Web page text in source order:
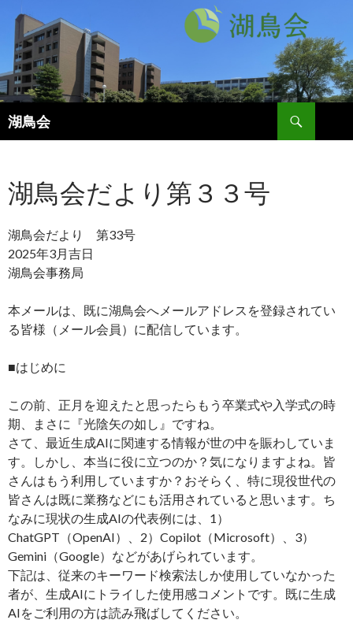
湖鳥会
検
索
ン
ツ
ス
キ
ッ
湖鳥会だより第３３号
湖鳥会だより 第33号
2025年3月吉日
湖鳥会事務局
本メールは、既に湖鳥会へメールアドレスを登録されてい
る皆様（メール会員）に配信しています。
■はじめに
この前、正月を迎えたと思ったらもう卒業式や入学式の時
期、まさに『光陰矢の如し』ですね。
さて、最近生成AIに関連する情報が世の中を賑わしていま
す。しかし、本当に役に立つのか？気になりますよね。皆
さんはもう利用していますか？おそらく、特に現役世代の
皆さんは既に業務などにも活用されていると思います。ち
なみに現状の生成AIの代表例には、1）
ChatGPT（OpenAI）、2）Copilot（Microsoft）、3）
Gemini（Google）などがあげられています。
下記は、従来のキーワード検索法しか使用していなかった
者が、生成AIにトライした使用感コメントです。既に生成
AIをご利用の方は読み飛ばしてください。